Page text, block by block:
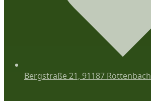
Bergstraße 21, 91187 Röttenbach